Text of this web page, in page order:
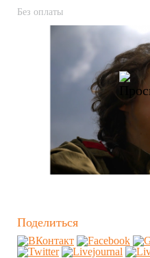
Без оплаты
Поделиться